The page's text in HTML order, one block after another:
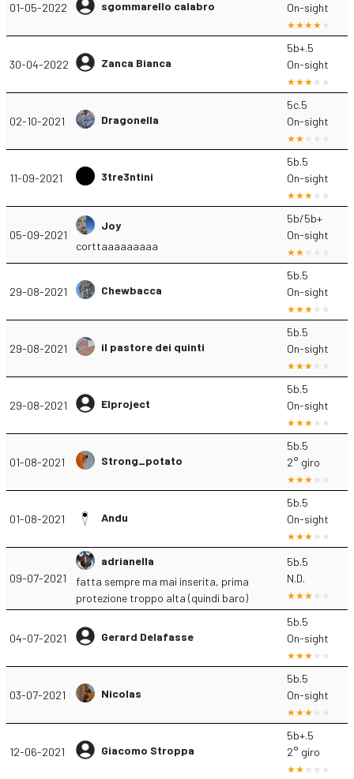
01-05-2022 sgommarello calabro
On-sight
30-04-2022 Zanca Bianca
5b+.5
On-sight
02-10-2021 Dragonella
5c.5
On-sight
11-09-2021 3tre3ntini
5b.5
On-sight
05-09-2021
Joy
corttaaaaaaaaa
5b/5b+
On-sight
29-08-2021 Chewbacca
5b.5
On-sight
29-08-2021 il pastore dei quinti
5b.5
On-sight
29-08-2021 Elproject
5b.5
On-sight
01-08-2021 Strong_potato
5b.5
2° giro
01-08-2021 Andu
5b.5
On-sight
09-07-2021
adrianella
fatta sempre ma mai inserita, prima
protezione troppo alta (quindi baro)
5b.5
N.D.
04-07-2021 Gerard Delafasse
5b.5
On-sight
03-07-2021 Nicolas
5b.5
On-sight
12-06-2021 Giacomo Stroppa
5b+.5
2° giro